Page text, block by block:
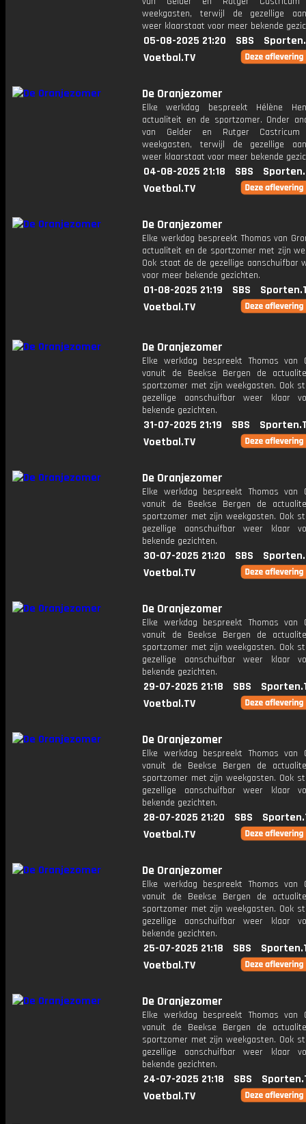
weekgasten, terwijl de gezellige
weer klaarstaat voor meer bekende
05-08-2025 21:20 SBS
Voetbal.TV
De Oranjezomer
Elke werkdag bespreekt Hélène
actualiteit en de sportzomer. Onder
van Gelder en Rutger
weekgasten, terwijl de gezellige
weer klaarstaat voor meer bekende
04-08-2025 21:18 SBS
Voetbal.TV
De Oranjezomer
Elke werkdag bespreekt Thomas van
actualiteit en de sportzomer met zijn
Ook staat de de gezellige aanschuifbar
voor meer bekende gezichten.
01-08-2025 21:19 SBS
Voetbal.TV
De Oranjezomer
Elke werkdag bespreekt Thomas van
vanuit de Beekse Bergen de
sportzomer met zijn weekgasten. Ook
gezellige aanschuifbar weer klaar
bekende gezichten.
31-07-2025 21:19 SBS
Voetbal.TV
De Oranjezomer
Elke werkdag bespreekt Thomas van
vanuit de Beekse Bergen de
sportzomer met zijn weekgasten. Ook
gezellige aanschuifbar weer klaar
bekende gezichten.
30-07-2025 21:20 SBS
Voetbal.TV
De Oranjezomer
Elke werkdag bespreekt Thomas van
vanuit de Beekse Bergen de
sportzomer met zijn weekgasten. Ook
gezellige aanschuifbar weer klaar
bekende gezichten.
29-07-2025 21:18 SBS
Voetbal.TV
De Oranjezomer
Elke werkdag bespreekt Thomas van
vanuit de Beekse Bergen de
sportzomer met zijn weekgasten. Ook
gezellige aanschuifbar weer klaar
bekende gezichten.
28-07-2025 21:20 SBS
Voetbal.TV
De Oranjezomer
Elke werkdag bespreekt Thomas van
vanuit de Beekse Bergen de
sportzomer met zijn weekgasten. Ook
gezellige aanschuifbar weer klaar
bekende gezichten.
25-07-2025 21:18 SBS
Voetbal.TV
De Oranjezomer
Elke werkdag bespreekt Thomas van
vanuit de Beekse Bergen de
sportzomer met zijn weekgasten. Ook
gezellige aanschuifbar weer klaar
bekende gezichten.
24-07-2025 21:18 SBS
Voetbal.TV